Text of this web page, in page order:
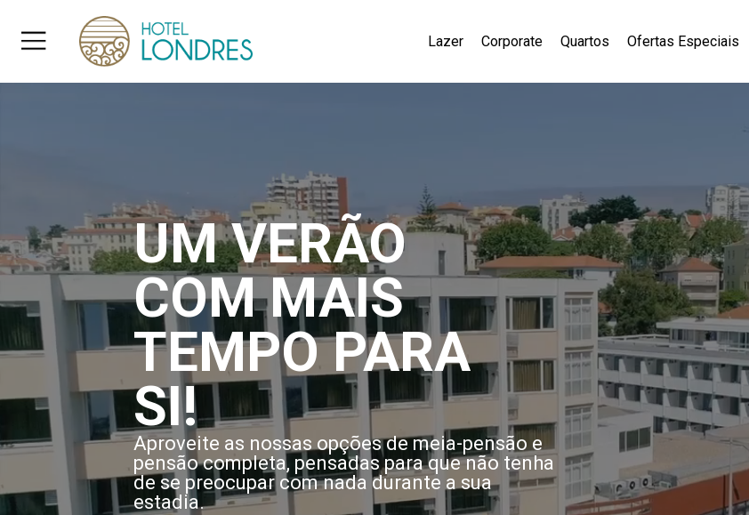
Lazer Corporate Quartos Ofertas Especiais
UM VERÃO
COM MAIS
TEMPO PARA
SI!
Aproveite as nossas opções de meia-pensão e
pensão completa, pensadas para que não tenha
de se preocupar com nada durante a sua
estadia.